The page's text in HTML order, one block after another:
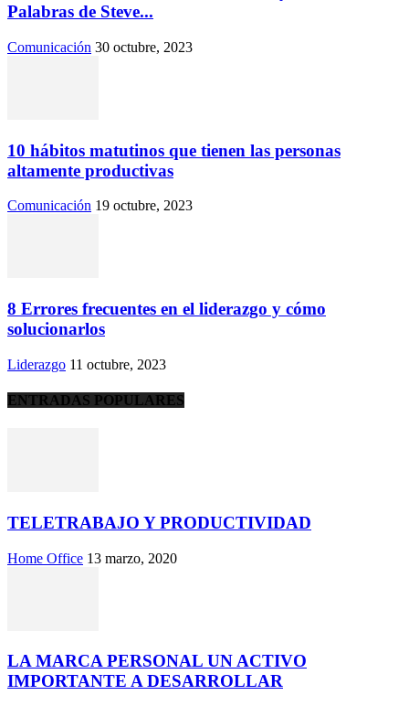
Palabras de Steve...
Comunicación 30 octubre, 2023
10 hábitos matutinos que tienen las personas
altamente productivas
Comunicación 19 octubre, 2023
8 Errores frecuentes en el liderazgo y cómo
solucionarlos
Liderazgo 11 octubre, 2023
ENTRADAS POPULARES
TELETRABAJO Y PRODUCTIVIDAD
Home Office 13 marzo, 2020
LA MARCA PERSONAL UN ACTIVO
IMPORTANTE A DESARROLLAR